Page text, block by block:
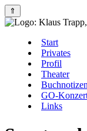
⇑
Start
Privates
Profil
Theater
Buchnotizen
GO-
Links